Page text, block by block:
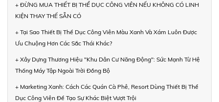
+ ĐỪNG MUA THIẾT BỊ THỂ DỤC CÔNG VIÊN NẾU KHÔNG CÓ LINH
KIỆN THAY THẾ SẴN CÓ
+ Tại Sao Thiết Bị Thể Dục Công Viên Màu Xanh Và Xám Luôn Được
Ưu Chuộng Hơn Các Sắc Thái Khác?
+ Xây Dựng Thương Hiệu "Khu Dân Cư Năng Động": Sức Mạnh Từ Hệ
Thống Máy Tập Ngoài Trời Đồng Bộ
+ Marketing Xanh: Cách Các Quán Cà Phê, Resort Dùng Thiết Bị Thể
Dục Công Viên Để Tạo Sự Khác Biệt Vượt Trội